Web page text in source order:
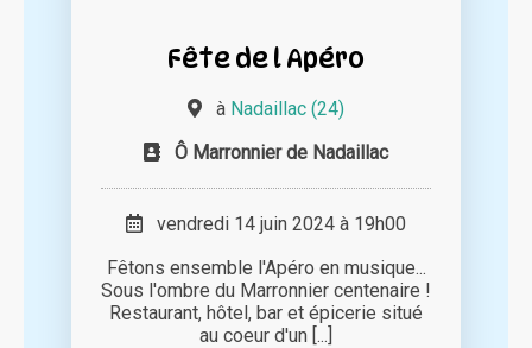
Fête de l Apéro
à Nadaillac (24)
Ô Marronnier de Nadaillac
vendredi 14 juin 2024 à 19h00
Fêtons ensemble l'Apéro en musique...
Sous l'ombre du Marronnier centenaire !
Restaurant, hôtel, bar et épicerie situé
au coeur d'un [...]